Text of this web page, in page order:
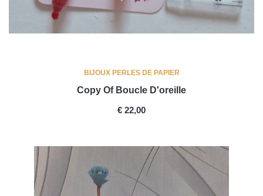
BIJOUX PERLES DE PAPIER
Copy Of Boucle D'oreille
PRICE
€ 22,00